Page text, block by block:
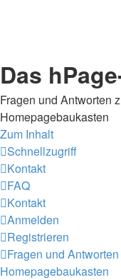
Das
Fragen und Antworten
Homepagebaukasten
Zum Inhalt
Schnellzugriff
Kontakt
FAQ
Kontakt
Anmelden
Registrieren
Fragen und
Homepagebaukasten